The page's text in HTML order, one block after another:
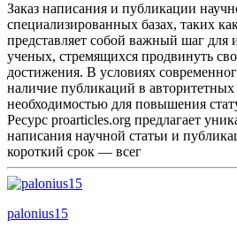
Заказ написания и публикации
специализированных базах, таких
представляет собой важный шаг для
ученых, стремящихся продвинуть
достижения. В условиях
наличие публикаций в авторитетных
необходимостью для повышения
Ресурс proarticles.org предлагает
написания научной статьи и
короткий срок — всег
palonius15